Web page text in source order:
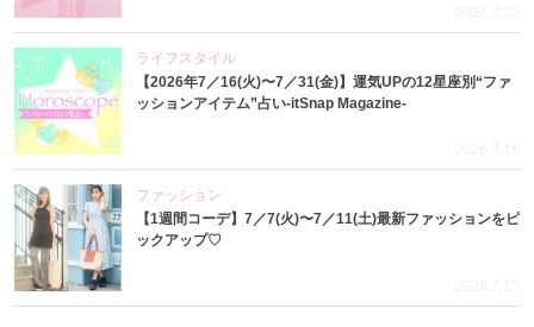
2026.7.22
ライフスタイル
【2026年7／16(火)〜7／31(金)】運気UPの12星座別“ファ
ッションアイテム”占い-itSnap Magazine-
2026.7.16
ファッション
【1週間コーデ】7／7(火)〜7／11(土)最新ファッションをピ
ックアップ♡
2026.7.15